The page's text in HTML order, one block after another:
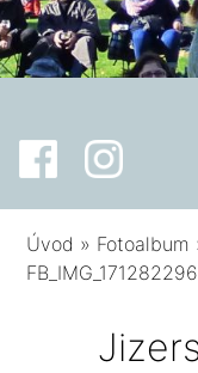
Úvod » Fotoalbum